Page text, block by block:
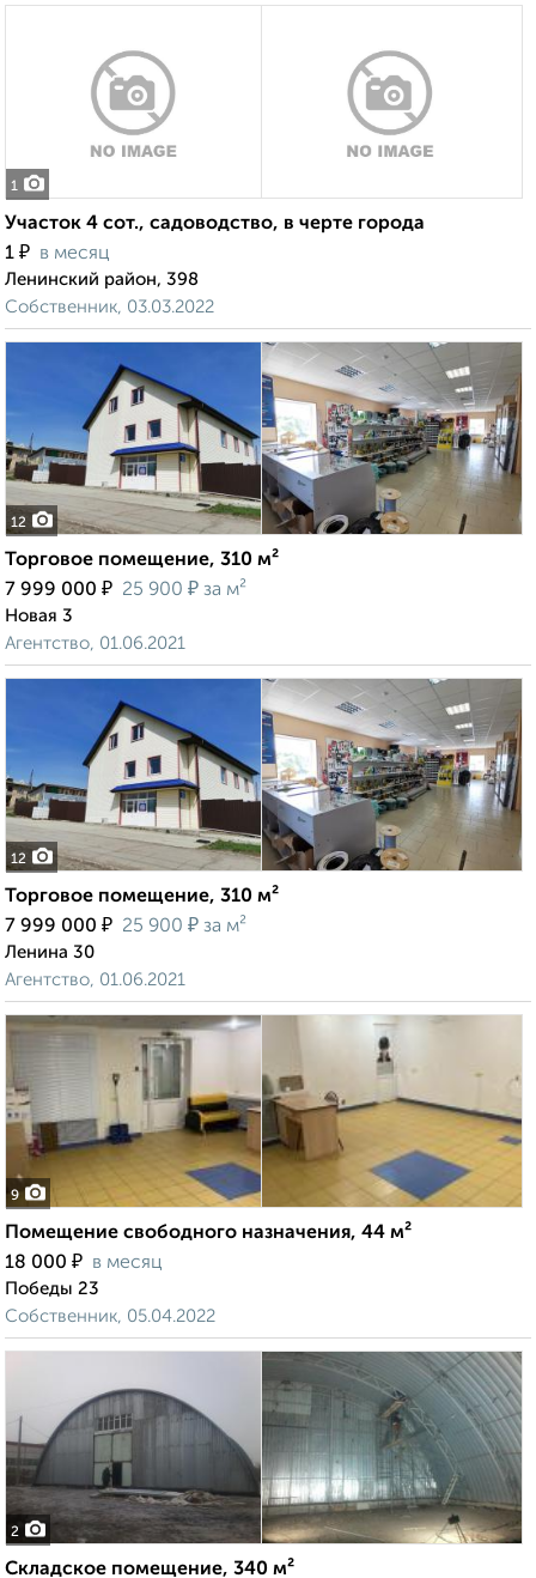
1
Участок 4 сот., садоводство, в черте города
1 ₽ в месяц
Ленинский район, 398
Собственник, 03.03.2022
12
Торговое помещение, 310 м²
7 999 000 ₽ 25 900 ₽ за м²
Новая 3
Агентство, 01.06.2021
12
Торговое помещение, 310 м²
7 999 000 ₽ 25 900 ₽ за м²
Ленина 30
Агентство, 01.06.2021
9
Помещение свободного назначения, 44 м²
18 000 ₽ в месяц
Победы 23
Собственник, 05.04.2022
2
Складское помещение, 340 м²